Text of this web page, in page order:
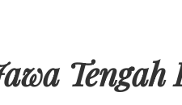
Tengah